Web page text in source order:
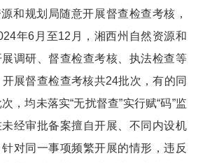
和规划局随意开展督查检查考核，
年6月至12月，湘西州自然资源和
调研、督查检查考核、执法检查等
展督查检查考核共24批次，有的同
，均未落实“无扰督查”实行赋“码”监
经审批备案擅自开展、不同内设机
对同一事项频繁开展的情形，违反